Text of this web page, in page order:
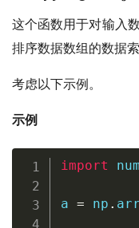
这个函数用于对输入
排序数据数组的数据索
考虑以下示例。
示例
import
a = np .